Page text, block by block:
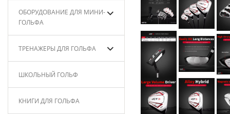
ОБОРУДОВАНИЕ ДЛЯ МИНИ-
ГОЛЬФА
ТРЕНАЖЕРЫ ДЛЯ ГОЛЬФА
ШКОЛЬНЫЙ ГОЛЬФ
КНИГИ ДЛЯ ГОЛЬФА